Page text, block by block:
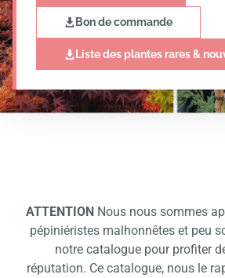
Bon de commande
Liste des plantes rares &
ATTENTION Nous nous sommes
pépiniéristes malhonnêtes et peu
notre catalogue pour profiter
réputation. Ce catalogue, nous le